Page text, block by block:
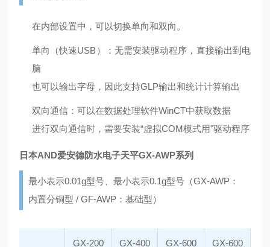
在内部设置中，可以切换单向和双向。
单向（快速USB）：无需安装驱动程序，直接输出到电
脑
也可以输出字母，因此支持GLP输出和统计计算输出
双向通信：可以在数据处理软件WinCT中获取数据
进行双向通信时，需要安装“虚拟COM模式用"驱动程序
日本AND爱安德防水电子天平GX-AWP系列
最小表示0.01g型号、最小表示0.1g型号（GX-AWP：
内置分铜型 / GF-AWP：基础型）
GX-200 GX-400 GX-600 GX-600